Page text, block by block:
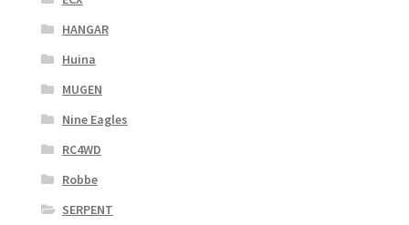
HANGAR
Huina
MUGEN
Nine Eagles
RC4WD
Robbe
SERPENT